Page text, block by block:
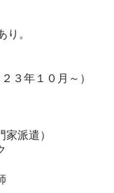
。
３年１０月～）
派遣）